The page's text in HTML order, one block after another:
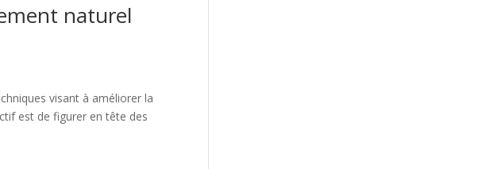
naturel
visant à améliorer la
est de figurer en tête des